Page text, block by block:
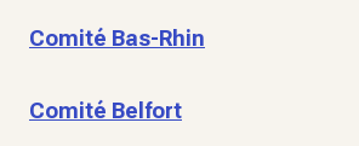
Comité Bas-Rhin
Comité Belfort